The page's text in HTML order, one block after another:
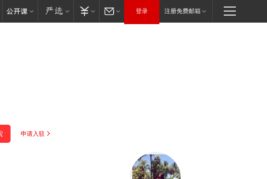
登录 注册免费邮箱
申请入驻